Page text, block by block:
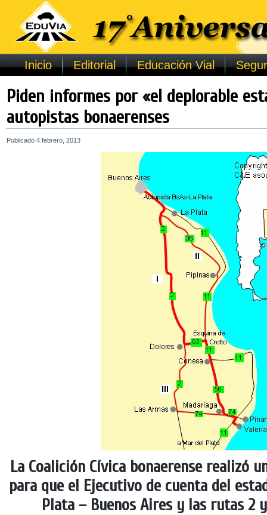
Inicio Editorial Educación Vial
Piden informes por «el deplorable
autopistas bonaerenses
Publicado 4 febrero, 2013
La Coalición Cívica bonaerense realizó
para que el Ejecutivo de cuenta del
Plata – Buenos Aires y las rutas 2